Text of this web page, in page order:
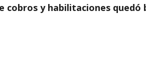
cobros y habilitaciones